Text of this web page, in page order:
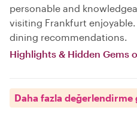
personable and
visiting Frankfurt enjoyable.
dining recommendations.
Highlights & Hidden Gems
Daha fazla değerlendirme